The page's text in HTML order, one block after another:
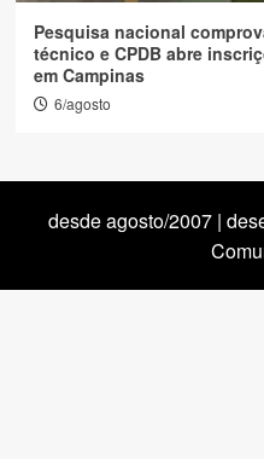
Pesquisa nacional
técnico e CPDB abre
em Campinas
6/agosto
desde agosto/2007 |